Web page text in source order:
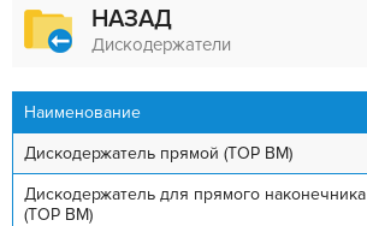
НАЗАД
Дискодержатели
Наименование
Дискодержатель прямой (ТОР ВМ)
Дискодержатель для прямого наконечника
(ТОР ВМ)